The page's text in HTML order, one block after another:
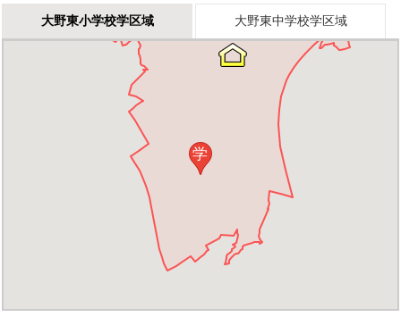
大野東小学校学区域 大野東中学校学区域
学